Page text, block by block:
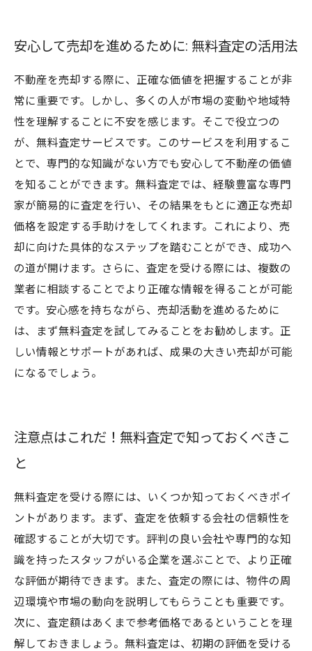
安心して売却を進めるために: 無料査定の活用法
不動産を売却する際に、正確な価値を把握することが非
常に重要です。しかし、多くの人が市場の変動や地域特
性を理解することに不安を感じます。そこで役立つの
が、無料査定サービスです。このサービスを利用するこ
とで、専門的な知識がない方でも安心して不動産の価値
を知ることができます。無料査定では、経験豊富な専門
家が簡易的に査定を行い、その結果をもとに適正な売却
価格を設定する手助けをしてくれます。これにより、売
却に向けた具体的なステップを踏むことができ、成功へ
の道が開けます。さらに、査定を受ける際には、複数の
業者に相談することでより正確な情報を得ることが可能
です。安心感を持ちながら、売却活動を進めるために
は、まず無料査定を試してみることをお勧めします。正
しい情報とサポートがあれば、成果の大きい売却が可能
になるでしょう。
注意点はこれだ！無料査定で知っておくべきこ
と
無料査定を受ける際には、いくつか知っておくべきポイ
ントがあります。まず、査定を依頼する会社の信頼性を
確認することが大切です。評判の良い会社や専門的な知
識を持ったスタッフがいる企業を選ぶことで、より正確
な評価が期待できます。また、査定の際には、物件の周
辺環境や市場の動向を説明してもらうことも重要です。
次に、査定額はあくまで参考価格であるということを理
解しておきましょう。無料査定は、初期の評価を受ける